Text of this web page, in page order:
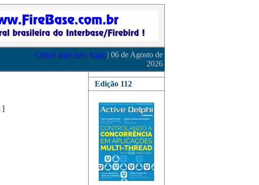
Clique aqui para logar | 06 de Agosto de
2026
]
Edição 112